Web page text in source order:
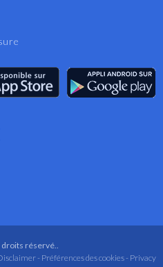
réservé..
Privacy
Préférences des cookies -
-